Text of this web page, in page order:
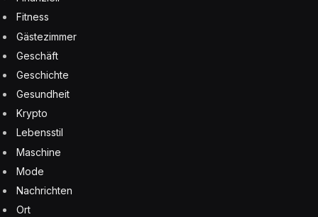
Fitness
Gästezimmer
Geschäft
Geschichte
Gesundheit
Krypto
Lebensstil
Maschine
Mode
Nachrichten
Ort